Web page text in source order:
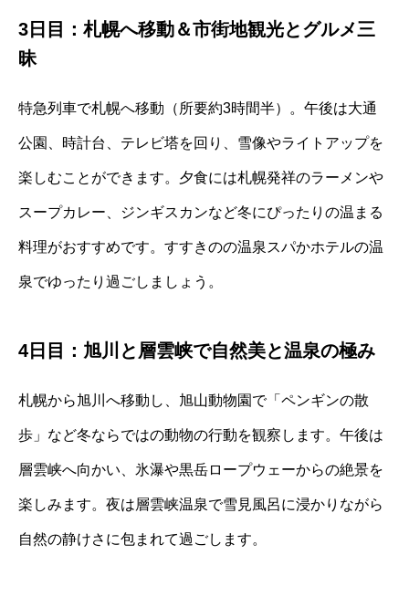
3日目：札幌へ移動＆市街地観光とグルメ三
昧
特急列車で札幌へ移動（所要約3時間半）。午後は大通
公園、時計台、テレビ塔を回り、雪像やライトアップを
楽しむことができます。夕食には札幌発祥のラーメンや
スープカレー、ジンギスカンなど冬にぴったりの温まる
料理がおすすめです。すすきのの温泉スパかホテルの温
泉でゆったり過ごしましょう。
4日目：旭川と層雲峡で自然美と温泉の極み
札幌から旭川へ移動し、旭山動物園で「ペンギンの散
歩」など冬ならではの動物の行動を観察します。午後は
層雲峡へ向かい、氷瀑や黒岳ロープウェーからの絶景を
楽しみます。夜は層雲峡温泉で雪見風呂に浸かりながら
自然の静けさに包まれて過ごします。